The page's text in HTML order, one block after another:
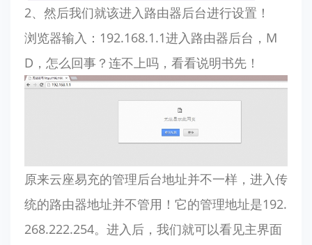
2、然后我们就该进入路由器后台进行设置！
浏览器输入：192.168.1.1进入路由器后台，M
D，怎么回事？连不上吗，看看说明书先！
原来云座易充的管理后台地址并不一样，进入传
统的路由器地址并不管用！它的管理地址是192.
268.222.254。进入后，我们就可以看见主界面